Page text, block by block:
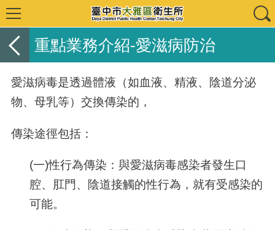
重點業務介紹-愛滋病防治
愛滋病毒是透過體液（如血液、精液、陰道分泌
物、母乳等）交換傳染的，
傳染途徑包括：
(一)性行為傳染：與愛滋病毒感染者發生口
腔、肛門、陰道接觸的性行為，就有受感染的
可能。